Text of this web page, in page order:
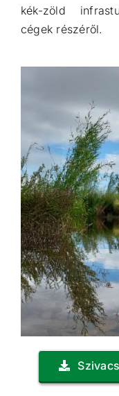
kék-zöld
cégek részéről.